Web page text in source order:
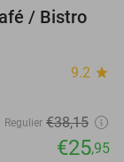
32%
/ Bistro
9.2 star
Regulier €38,15
€25,95